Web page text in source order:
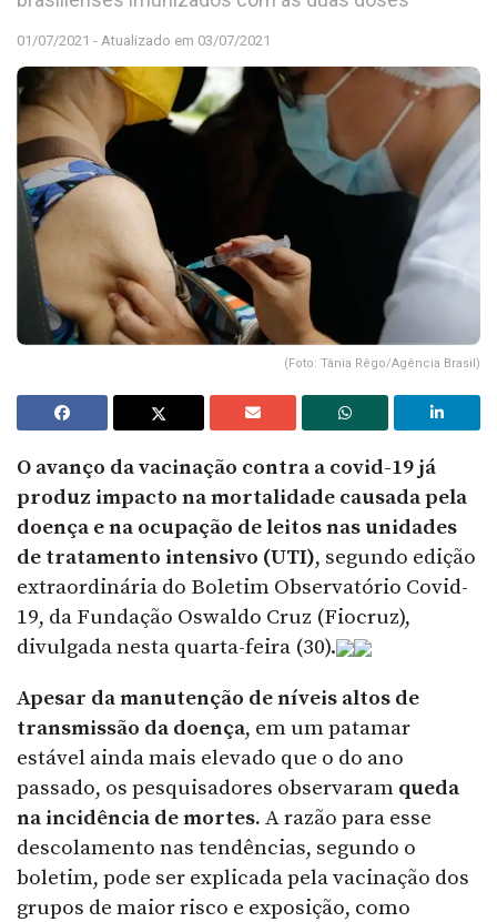
01/07/2021 - Atualizado em 03/07/2021
(Foto: Tânia Rêgo/Agência Brasil)
O avanço da vacinação contra a covid-19 já
produz impacto na mortalidade causada pela
doença e na ocupação de leitos nas unidades
de tratamento intensivo (UTI), segundo edição
extraordinária do Boletim Observatório Covid-
19, da Fundação Oswaldo Cruz (Fiocruz),
divulgada nesta quarta-feira (30).
Apesar da manutenção de níveis altos de
transmissão da doença, em um patamar
estável ainda mais elevado que o do ano
passado, os pesquisadores observaram queda
na incidência de mortes. A razão para esse
descolamento nas tendências, segundo o
boletim, pode ser explicada pela vacinação dos
grupos de maior risco e exposição, como